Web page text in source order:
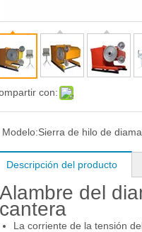
con:
Modelo:Sierra de hilo de
Descripción del producto
Alambre del
cantera
La corriente de la tensión